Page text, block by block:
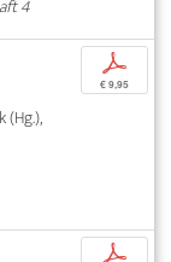
4
(Hg.),
p
€ 9,95
p